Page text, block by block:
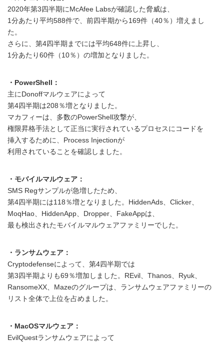
2020年第3四半期にMcAfee Labsが確認した脅威は、
1分あたり平均588件で、前四半期から169件（40％）増えまし
た。
さらに、第4四半期までには平均648件に上昇し、
1分あたり60件（10％）の増加となりました。
・PowerShell：
主にDonoffマルウェアによって
第4四半期は208％増となりました。
マカフィーは、多数のPowerShell攻撃が、
権限昇格手法として正当に実行されているプロセスにコードを
挿入するために、Process Injectionが
利用されていることを確認しました。
・モバイルマルウェア：
SMS Regサンプルが急増したため、
第4四半期には118％増となりました。HiddenAds、Clicker、
MoqHao、HiddenApp、Dropper、FakeAppは、
最も検出されたモバイルマルウェアファミリーでした。
・ランサムウェア：
Cryptodefenseによって、第4四半期では
第3四半期よりも69％増加しました。REvil、Thanos、Ryuk、
RansomeXX、Mazeのグループは、ランサムウェアファミリーの
リスト全体で上位を占めました。
・MacOSマルウェア：
EvilQuestランサムウェアによって